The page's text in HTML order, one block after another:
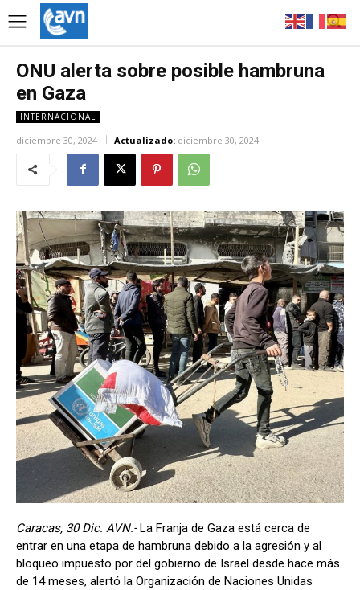
ONU alerta sobre posible hambruna
en Gaza
INTERNACIONAL
diciembre 30, 2024 Actualizado: diciembre 30, 2024
Caracas, 30 Dic. AVN.-La Franja de Gaza está cerca de
entrar en una etapa de hambruna debido a la agresión y al
bloqueo impuesto por del gobierno de Israel desde hace más
de 14 meses, alertó la Organización de Naciones Unidas